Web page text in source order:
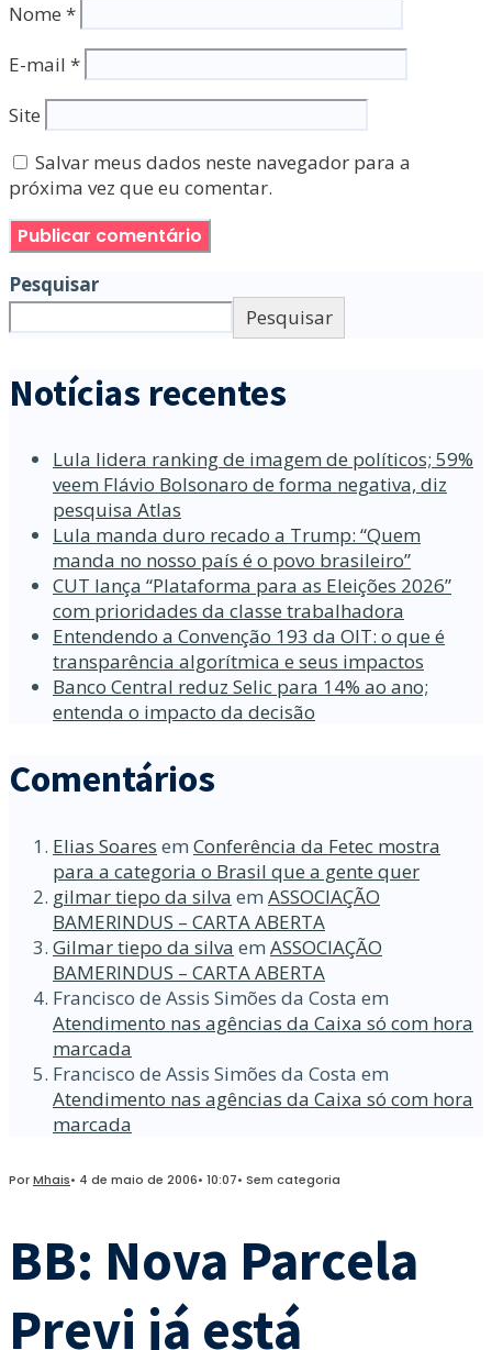
Nome *
E-mail *
Site
Salvar meus dados neste navegador para a
próxima vez que eu comentar.
Pesquisar
Pesquisar
Notícias recentes
Lula lidera ranking de imagem de políticos; 59%
veem Flávio Bolsonaro de forma negativa, diz
pesquisa Atlas
Lula manda duro recado a Trump: “Quem
manda no nosso país é o povo brasileiro”
CUT lança “Plataforma para as Eleições 2026”
com prioridades da classe trabalhadora
Entendendo a Convenção 193 da OIT: o que é
transparência algorítmica e seus impactos
Banco Central reduz Selic para 14% ao ano;
entenda o impacto da decisão
Comentários
Elias Soares em Conferência da Fetec mostra
para a categoria o Brasil que a gente quer
gilmar tiepo da silva em ASSOCIAÇÃO
BAMERINDUS – CARTA ABERTA
Gilmar tiepo da silva em ASSOCIAÇÃO
BAMERINDUS – CARTA ABERTA
Francisco de Assis Simões da Costa em
Atendimento nas agências da Caixa só com hora
marcada
Francisco de Assis Simões da Costa em
Atendimento nas agências da Caixa só com hora
marcada
PorMhais• 4 de maio de 2006• 10:07• Sem categoria
BB: Nova Parcela
Previ já está